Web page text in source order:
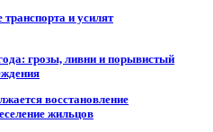
и усилят
грозы, ливни и порывистый
восстановление
жильцов